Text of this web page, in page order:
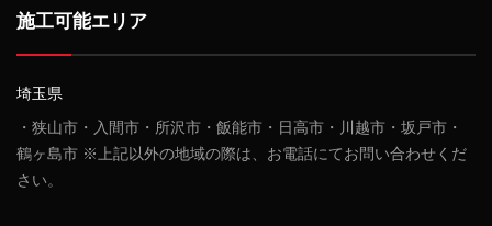
施工可能エリア
埼玉県
・狭山市・入間市・所沢市・飯能市・日高市・川越市・坂戸市・
鶴ヶ島市 ※上記以外の地域の際は、お電話にてお問い合わせくだ
さい。